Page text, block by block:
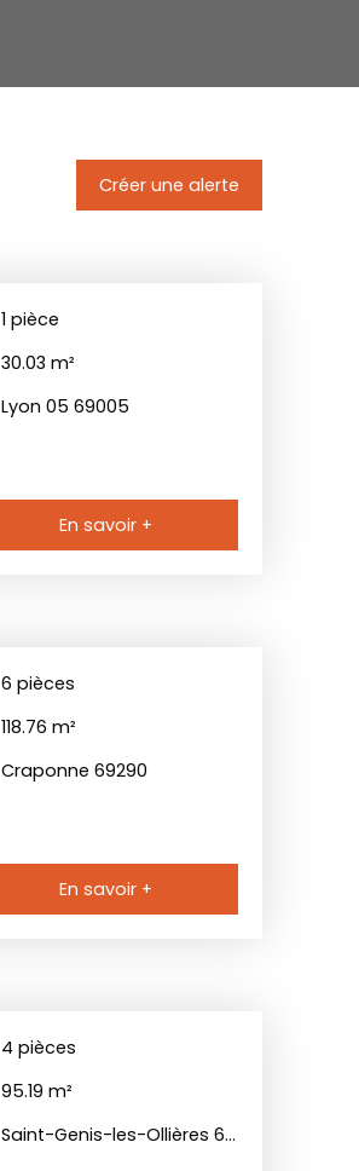
Créer une alerte
1 pièce
30.03 m²
Lyon 05 69005
En savoir +
6 pièces
118.76 m²
Craponne 69290
En savoir +
4 pièces
95.19 m²
Saint-Genis-les-Ollières 69290